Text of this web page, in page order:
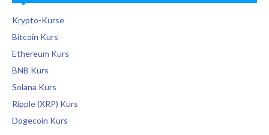
Krypto-Kurse
Bitcoin Kurs
Ethereum Kurs
BNB Kurs
Solana Kurs
Ripple (XRP) Kurs
Dogecoin Kurs